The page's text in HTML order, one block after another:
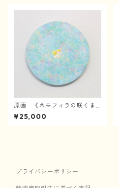
原画 《ネモフィラの咲くま
んなかで》
¥25,000
プライバシーポリシー